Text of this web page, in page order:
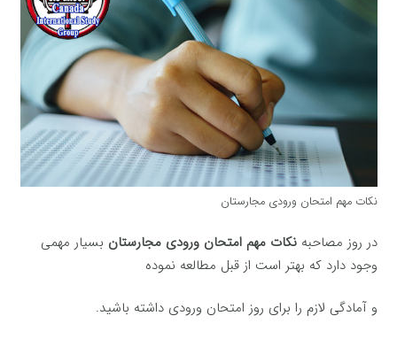
نکات مهم امتحان ورودی مجارستان
در روز مصاحبهنکات مهم امتحان ورودی مجارستان بسیار مهمی
وجود دارد که بهتر است از قبل مطالعه نموده
و آمادگی لازم را برای روز امتحان ورودی داشته باشید.